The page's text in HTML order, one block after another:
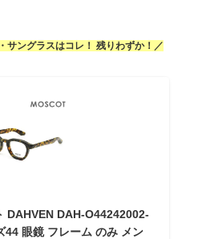
サングラスはコレ！ 残りわずか！／
DAHVEN DAH-O44242002-
44 眼鏡 フレーム のみ メン